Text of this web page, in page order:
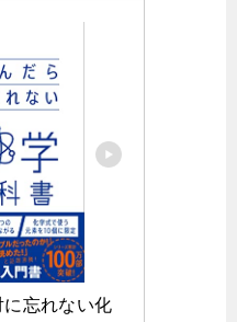
忘れない化